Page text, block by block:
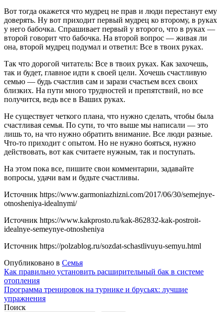
Вот тогда окажется что мудрец не прав и люди перестанут ему
доверять. Ну вот приходит первый мудрец ко второму, в руках
у него бабочка. Спрашивает первый у второго, что в руках —
второй говорит что бабочка. На второй вопрос — живая ли
она, второй мудрец подумал и ответил: Все в твоих руках.
Так что дорогой читатель: Все в твоих руках. Как захочешь,
так и будет, главное идти к своей цели. Хочешь счастливую
семью — будь счастлив сам и зарази счастьем всех своих
близких. На пути много трудностей и препятствий, но все
получится, ведь все в Ваших руках.
Не существует четкого плана, что нужно сделать, чтобы была
счастливая семья. По сути, то что выше мы написали — это
лишь то, на что нужно обратить внимание. Все люди разные.
Что-то приходит с опытом. Но не нужно бояться, нужно
действовать, вот как считаете нужным, так и поступать.
На этом пока все, пишите свои комментарии, задавайте
вопросы, удачи вам и будьте счастливы.
Источник https://www.garmoniazhizni.com/2017/06/30/semejnye-
otnosheniya-idealnymi/
Источник https://www.kakprosto.ru/kak-862832-kak-postroit-
idealnye-semeynye-otnosheniya
Источник https://polzablog.ru/sozdat-schastlivuyu-semyu.html
Опубликовано в Семья
Навигация
по
записям
Как правильно установить расширительный бак в системе
отопления
Программа тренировок на турнике и брусьях: лучшие
упражнения
Поиск